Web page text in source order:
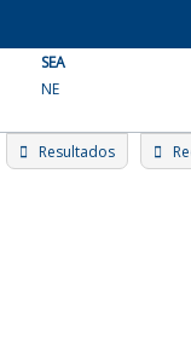
content
SEA
NE
Resultados